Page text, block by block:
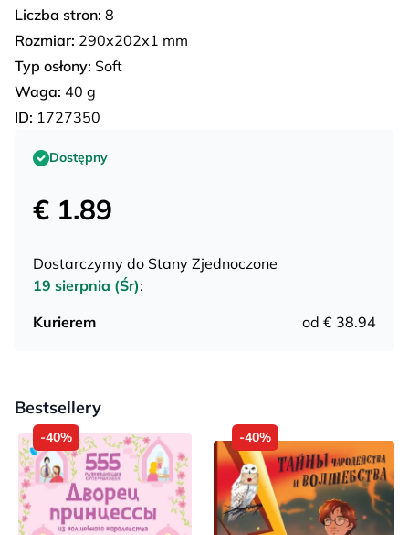
Liczba stron: 8
Rozmiar: 290х202х1 mm
Typ osłony: Soft
Waga: 40 g
ID: 1727350
Dostępny
€ 1.89
Dostarczymy do Stany Zjednoczone
19 sierpnia (Śr):
Kurierem
od € 38.94
Bestsellery
-40% -40%